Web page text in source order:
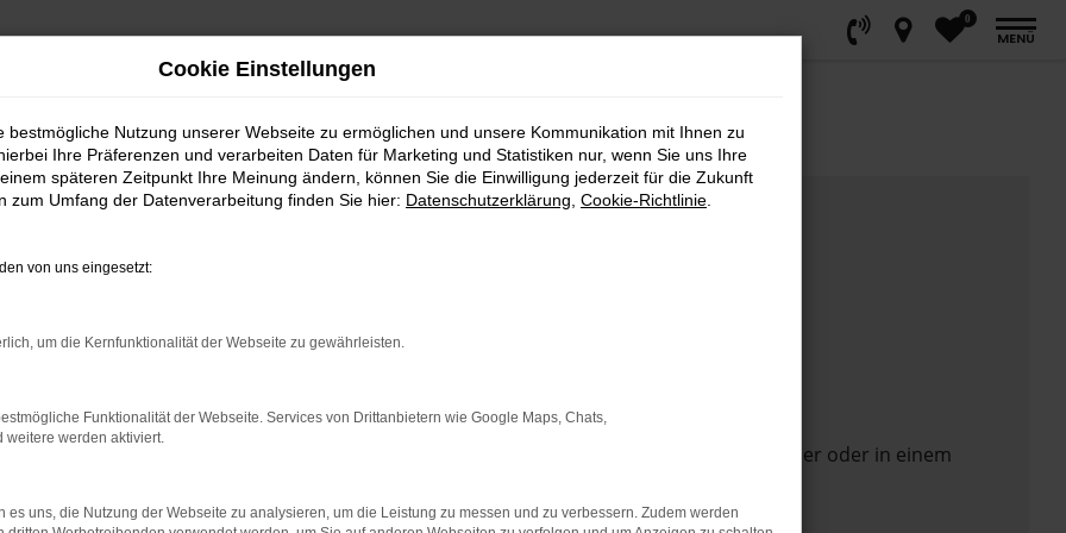
0
MENÜ
das Laden bestimmter Seiten verhindern. Funktioniert die Seite in einem anderen Browser oder in einem
Cookie Einstellungen
bestmögliche Nutzung unserer Webseite zu ermöglichen und unsere Kommunikation mit Ihnen zu
Ihre Präferenzen und verarbeiten Daten für Marketing und Statistiken nur, wenn Sie uns Ihre
späteren Zeitpunkt Ihre Meinung ändern, können Sie die Einwilligung jederzeit für die Zukunft
zum Umfang der Datenverarbeitung finden Sie hier: Datenschutzerklärung Cookie-Richtlinie
von uns eingesetzt:
um die Kernfunktionalität der Webseite zu gewährleisten.
Funktionalität der Webseite. Services von Drittanbietern wie Google Maps, Chats,
weitere werden aktiviert.
es uns, die Nutzung der Webseite zu analysieren, um die Leistung zu messen und zu verbessern. Zudem werden